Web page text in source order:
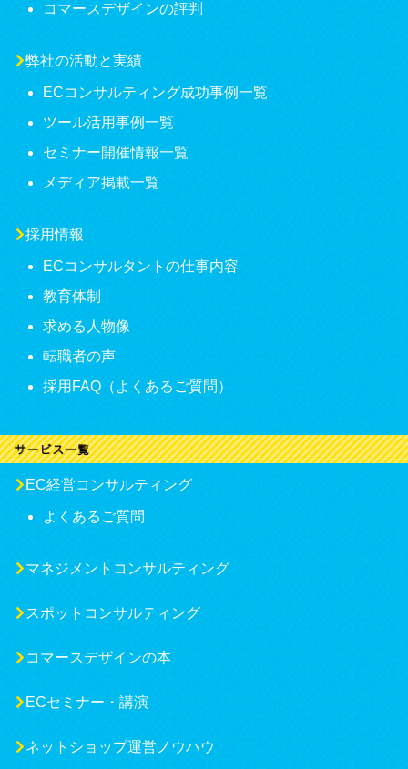
コマースデザインの評判
弊社の活動と実績
ECコンサルティング成功事例一覧
ツール活用事例一覧
セミナー開催情報一覧
メディア掲載一覧
採用情報
ECコンサルタントの仕事内容
教育体制
求める人物像
転職者の声
採用FAQ（よくあるご質問）
EC経営コンサルティング
よくあるご質問
マネジメントコンサルティング
スポットコンサルティング
コマースデザインの本
ECセミナー・講演
ネットショップ運営ノウハウ